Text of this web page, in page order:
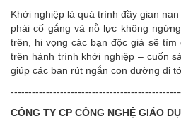
Khởi nghiệp là quá trình đầy gian
phải cố gắng và nỗ lực không
trên, hi vọng các bạn độc giả sẽ
trên hành trình khởi nghiệp – cuốn
giúp các bạn rút ngắn con đường đi
CÔNG TY CP CÔNG NGHỆ GIÁO